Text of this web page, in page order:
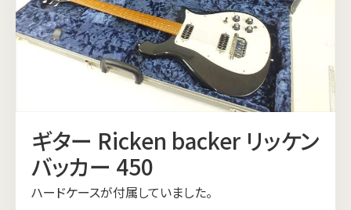
ギター Ricken backer リッケン
バッカー 450
ハードケースが付属していました。